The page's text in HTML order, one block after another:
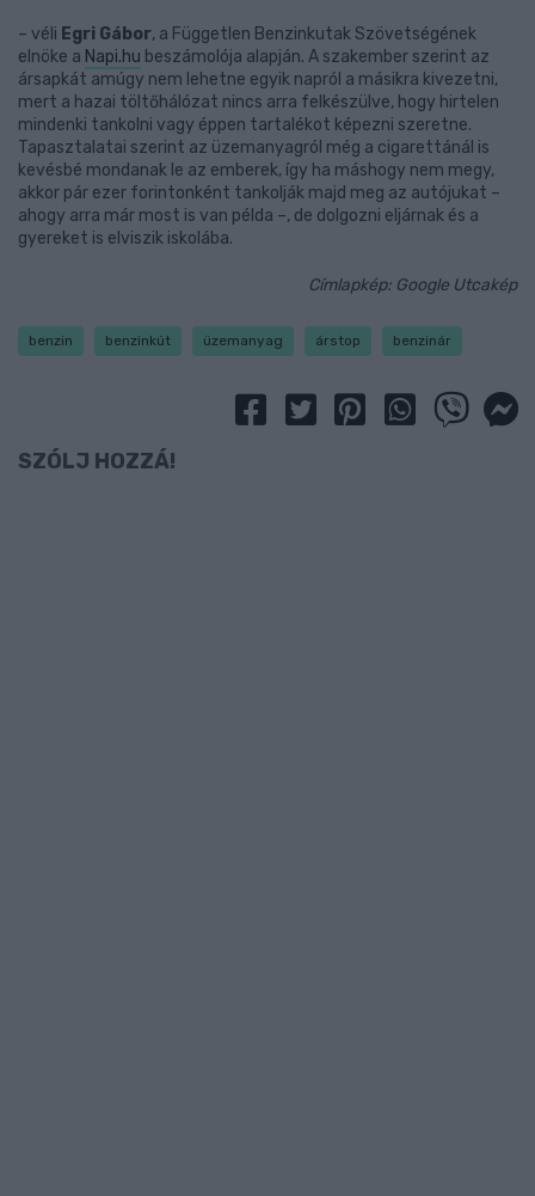
– véli Egri Gábor, a Független Benzinkutak Szövetségének
elnöke a Napi.hu beszámolója alapján. A szakember szerint az
ársapkát amúgy nem lehetne egyik napról a másikra kivezetni,
mert a hazai töltőhálózat nincs arra felkészülve, hogy hirtelen
mindenki tankolni vagy éppen tartalékot képezni szeretne.
Tapasztalatai szerint az üzemanyagról még a cigarettánál is
kevésbé mondanak le az emberek, így ha máshogy nem megy,
akkor pár ezer forintonként tankolják majd meg az autójukat –
ahogy arra már most is van példa –, de dolgozni eljárnak és a
gyereket is elviszik iskolába.
Címlapkép: Google Utcakép
benzin benzinkút üzemanyag árstop benzinár
SZÓLJ HOZZÁ!